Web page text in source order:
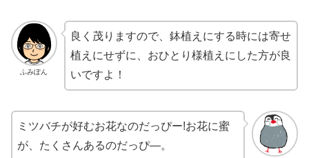
ふみぽん
良く茂りますので、鉢植えにする時には寄せ
植えにせずに、おひとり様植えにした方が良
いですよ！
ミツバチが好むお花なのだっぴー!お花に蜜
が、たくさんあるのだっぴ―。